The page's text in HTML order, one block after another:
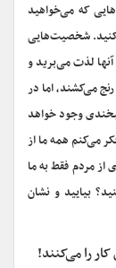
که می‌خواهید
شخصیتهایی
لذت می‌برید و
می‌کشند، اما در
وجود خواهد
می‌کنم همه ما از
از مردم فقط به ما
بیایید و نشان
را می‌کنند!